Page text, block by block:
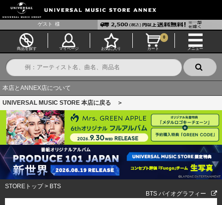
ゲスト 様
商品を探す マイページ お気に入り カート
0
メニュー
本店とANNEX店について
UNIVERSAL MUSIC STORE 本店に戻る ＞
STOREトップ> BTS
BTS バイオグラフィー